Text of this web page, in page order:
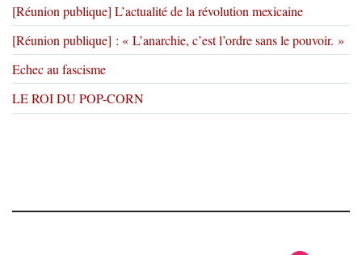
[Réunion publique] L’actualité de la révolution mexicaine
[Réunion publique] : « L’anarchie, c’est l’ordre sans le pouvoir. »
Echec au fascisme
LE ROI DU POP-CORN